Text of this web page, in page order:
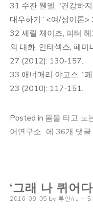
31 수잔 웬델. “건강하
대우하기” <여/성이론
32 셰릴 체이즈, 피터
의 대화: 인터섹스, 페
27 (2012): 130-157.
33 애너매리 야고스. “
23 (2010): 117-151.
Posted in 몸을 타고 노
어연구소 불
이
론
에 36개 댓글
‘그래 나 퀴어
Posted
2016-09-05 by 루인/ruin